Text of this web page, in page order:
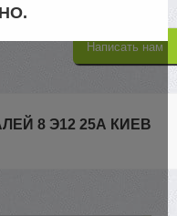
Написать нам
8 Э12 25А КИЕВ